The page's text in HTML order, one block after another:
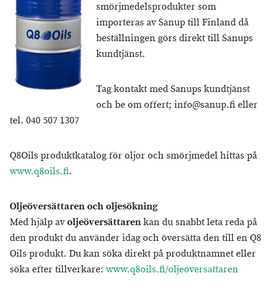
smörjmedelsprodukter som
importeras av Sanup till Finland då
beställningen görs direkt till Sanups
kundtjänst.
Tag kontakt med Sanups kundtjänst
och be om offert; info@sanup.fi eller
tel. 040 507 1307
Q8Oils produktkatalog för oljor och smörjmedel hittas på
www.q8oils.fi.
Oljeöversättaren och oljesökning
Med hjälp avoljeöversättarenkan du snabbt leta reda på
den produkt du använder idag och översätta den till en Q8
Oils produkt. Du kan söka direkt på produktnamnet eller
söka efter tillverkare: www.q8oils.fi/oljeoversattaren